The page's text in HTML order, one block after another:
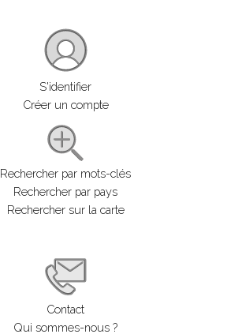
S'identifier
Créer un compte
Rechercher par mots-clés
Rechercher par pays
Rechercher sur la carte
Contact
Qui sommes-nous ?